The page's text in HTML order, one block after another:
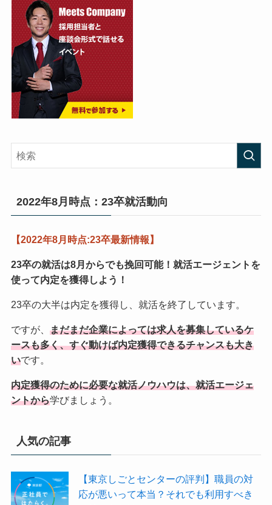
2022年8月時点：23卒就活動向
【2022年8月時点:23卒最新情報】
23卒の就活は8月からでも挽回可能！ 就活エージェントを
使って内定を獲得しよう！
23卒の大半は内定を獲得し、就活を終了しています。
ですが、 まだまだ企業によっては求人を募集しているケ
ースも多く、すぐ動けば内定獲得できるチャンスも大き
いです。
内定獲得のために必要な就活ノウハウは、就活エージェ
ントから学びましょう。
人気の記事
【東京しごとセンターの評判】職員の対
応が悪いって本当？それでも利用すべき